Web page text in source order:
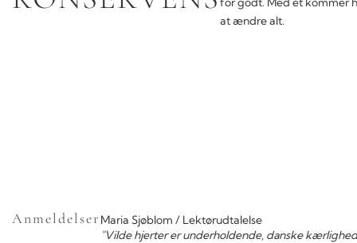
at ændre alt.
Anmeldelser Maria Sjøblom / Lektørudtalelse
"Vilde hjerter er underholdende, danske